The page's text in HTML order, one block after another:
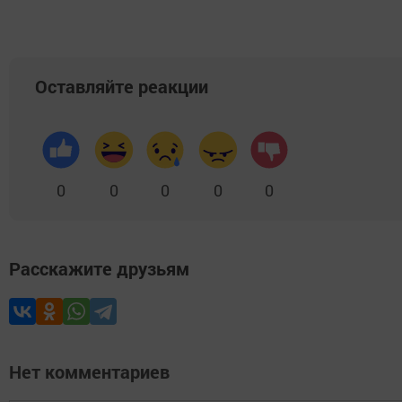
Оставляйте реакции
0 0 0 0 0
Расскажите друзьям
Нет комментариев